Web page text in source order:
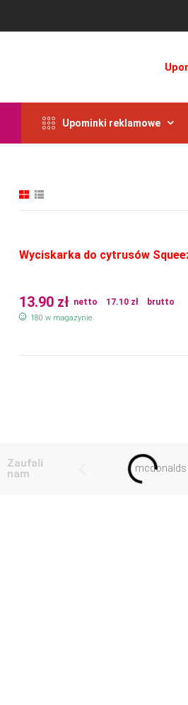
Upominki reklamowe
Wyciskarka do cytrusów
13.90 zł netto 17.10 zł brutto
180 w magazynie
Zaufali
nam